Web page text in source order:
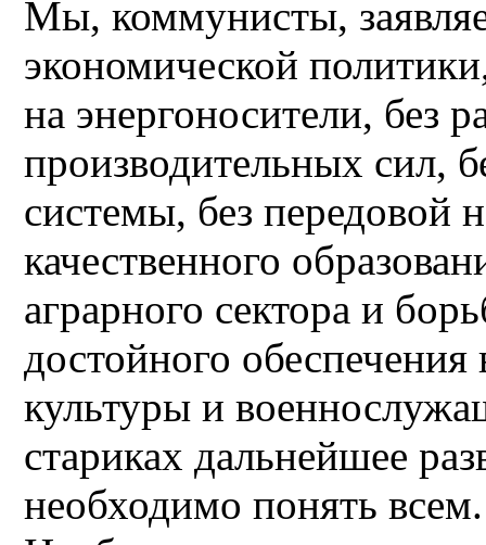
Мы, коммунисты,
экономической
на энергоносители, без
производительных сил,
системы, без передовой
качественного
аграрного сектора и
достойного обеспечения
культуры и
стариках дальнейшее
необходимо понять всем.